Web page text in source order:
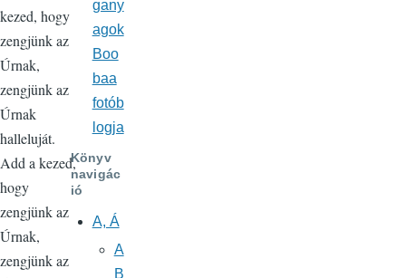
kezed, hogy
zengjünk az
Úrnak,
zengjünk az
Úrnak
halleluját.
Add a kezed,
hogy
zengjünk az
Úrnak,
zengjünk az
gany
agok
Boo
baa
fotób
logja
Könyv
navigác
ió
A, Á
A
B